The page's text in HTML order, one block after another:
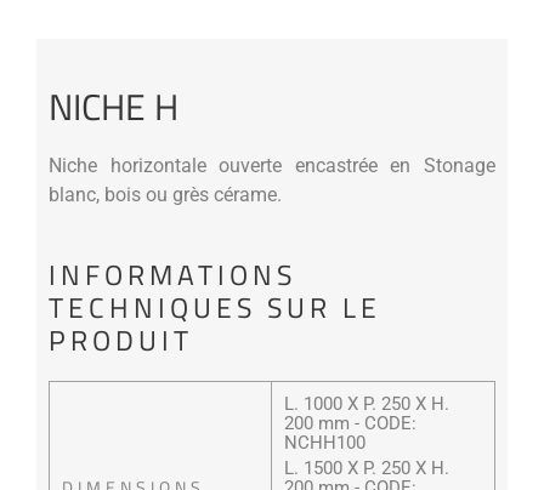
NICHE H
Niche horizontale ouverte encastrée en Stonage
blanc, bois ou grès cérame.
INFORMATIONS
TECHNIQUES SUR LE
PRODUIT
L. 1000 X P. 250 X H.
200 mm - CODE:
NCHH100
L. 1500 X P. 250 X H.